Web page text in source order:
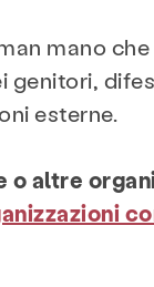
mano
esterne.
altre